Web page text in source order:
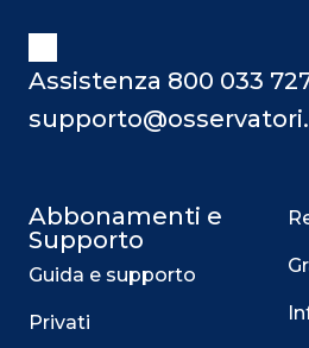
Assistenza 800 033
Abbonamenti e
Supporto
Guida e supporto
Privati